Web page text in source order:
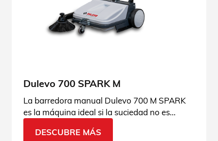
Dulevo 700 SPARK M
La barredora manual Dulevo 700 M SPARK
es la máquina ideal si la suciedad no es
es limitado. Consulta las especificaciones
DESCUBRE MÁS